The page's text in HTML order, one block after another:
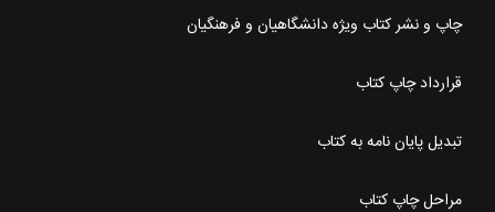
چاپ و نشر کتاب ویژه دانشگاهیان و فرهنگیان
قرارداد چاپ کتاب
تبدیل پایان نامه به کتاب
مراحل چاپ کتاب